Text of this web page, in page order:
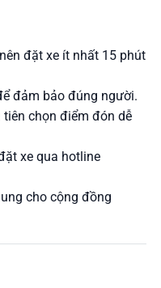
đặt xe ít nhất 15 phút
đảm bảo đúng người.
chọn điểm đón dễ
xe qua hotline
cho cộng đồng